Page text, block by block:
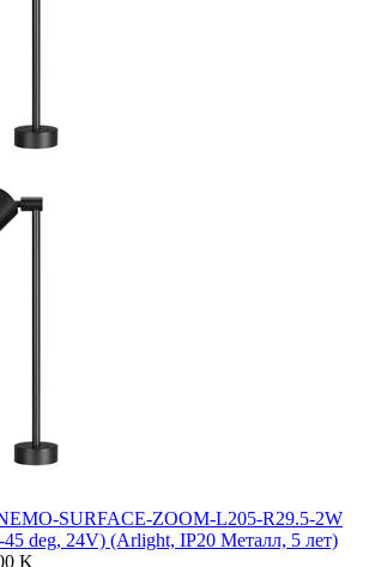
SURFACE-ZOOM-L205-R29.5-2W
deg, 24V) (Arlight, IP20 Металл, 5 лет)
K